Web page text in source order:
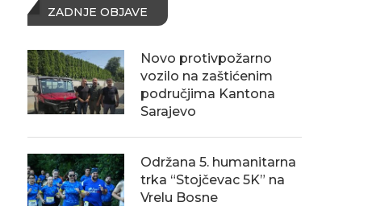
ZADNJE OBJAVE
Novo protivpožarno
vozilo na zaštićenim
područjima Kantona
Sarajevo
Održana 5. humanitarna
trka “Stojčevac 5K” na
Vrelu Bosne